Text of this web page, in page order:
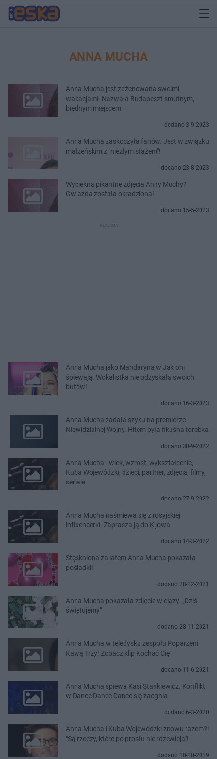
ANNA MUCHA
Anna Mucha jest zażenowana swoimi
wakacjami. Nazwała Budapeszt smutnym,
biednym miejscem
dodano 3-9-2023
Anna Mucha zaskoczyła fanów. Jest w związku
małżeńskim z "niezłym stażem"!
dodano 23-8-2023
Wyciekną pikantne zdjęcia Anny Muchy?
Gwiazda została okradziona!
dodano 15-5-2023
Anna Mucha jako Mandaryna w Jak oni
śpiewają. Wokalistka nie odzyskała swoich
butów!
dodano 16-3-2023
Anna Mucha zadała szyku na premierze
Niewidzialnej Wojny. Hitem była fikuśna torebka
dodano 30-9-2022
Anna Mucha - wiek, wzrost, wykształcenie,
Kuba Wojewódzki, dzieci, partner, zdjęcia, filmy,
seriale
dodano 27-9-2022
Anna Mucha naśmiewa się z rosyjskiej
influencerki. Zaprasza ją do Kijowa
dodano 14-3-2022
Stęskniona za latem Anna Mucha pokazała
pośladki!
dodano 28-12-2021
Anna Mucha pokazała zdjęcie w ciąży. „Dziś
świętujemy”
dodano 28-11-2021
Anna Mucha w teledysku zespołu Poparzeni
Kawą Trzy! Zobacz klip Kochać Cię
dodano 11-6-2021
Anna Mucha śpiewa Kasi Stankiewicz. Konflikt
w Dance Dance Dance się zaognia
dodano 6-3-2020
Anna Mucha i Kuba Wojewódzki znowu razem?!
"Są rzeczy, które po prostu nie rdzewieją"!
dodano 10-10-2019